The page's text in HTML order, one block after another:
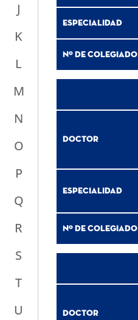
J
K
L
M
N
O
P
Q
R
S
T
U
Especialidad
Nº de Colegiado
Doctor
Especialidad
Nº de Colegiado
Doctor